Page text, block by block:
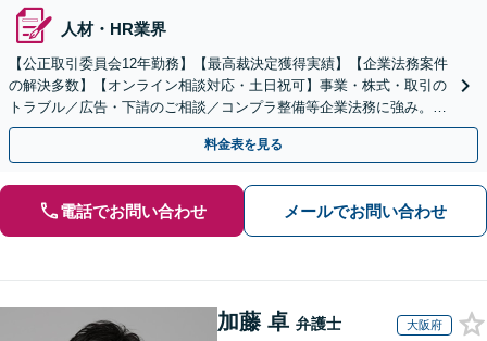
人材・HR業界
【公正取引委員会12年勤務】【最高裁決定獲得実績】【企業法務案件
の解決多数】【オンライン相談対応・土日祝可】事業・株式・取引の
トラブル／広告・下請のご相談／コンプラ整備等企業法務に強み。株
式の相続／誹謗中傷対策／不動産問題まで幅広く対応！
料金表を見る
電話でお問い合わせ メールでお問い合わせ
加藤 卓 弁護士 大阪府